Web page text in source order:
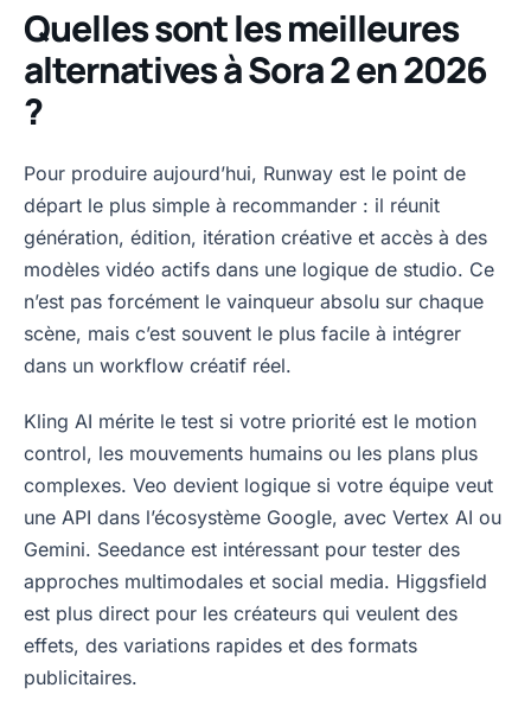
Quelles sont les meilleures
alternatives à Sora 2 en 2026
?
Pour produire aujourd’hui, Runway est le point de
départ le plus simple à recommander : il réunit
génération, édition, itération créative et accès à des
modèles vidéo actifs dans une logique de studio. Ce
n’est pas forcément le vainqueur absolu sur chaque
scène, mais c’est souvent le plus facile à intégrer
dans un workflow créatif réel.
Kling AI mérite le test si votre priorité est le motion
control, les mouvements humains ou les plans plus
complexes. Veo devient logique si votre équipe veut
une API dans l’écosystème Google, avec Vertex AI ou
Gemini. Seedance est intéressant pour tester des
approches multimodales et social media. Higgsfield
est plus direct pour les créateurs qui veulent des
effets, des variations rapides et des formats
publicitaires.